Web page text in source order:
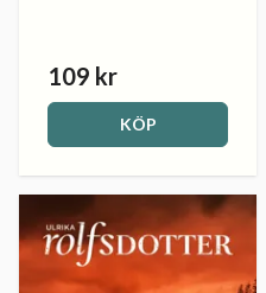
109 kr
KÖP